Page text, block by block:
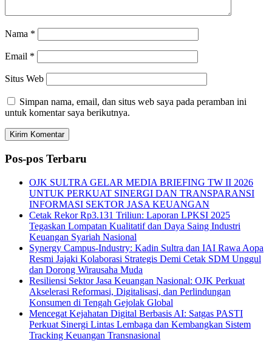
Nama *
Email *
Situs Web
Simpan nama, email, dan situs web saya pada peramban ini
untuk komentar saya berikutnya.
Pos-pos Terbaru
OJK SULTRA GELAR MEDIA BRIEFING TW II 2026
UNTUK PERKUAT SINERGI DAN TRANSPARANSI
INFORMASI SEKTOR JASA KEUANGAN
Cetak Rekor Rp3.131 Triliun: Laporan LPKSI 2025
Tegaskan Lompatan Kualitatif dan Daya Saing Industri
Keuangan Syariah Nasional
Synergy Campus-Industry: Kadin Sultra dan IAI Rawa Aopa
Resmi Jajaki Kolaborasi Strategis Demi Cetak SDM Unggul
dan Dorong Wirausaha Muda
Resiliensi Sektor Jasa Keuangan Nasional: OJK Perkuat
Akselerasi Reformasi, Digitalisasi, dan Perlindungan
Konsumen di Tengah Gejolak Global
Mencegat Kejahatan Digital Berbasis AI: Satgas PASTI
Perkuat Sinergi Lintas Lembaga dan Kembangkan Sistem
Tracking Keuangan Transnasional